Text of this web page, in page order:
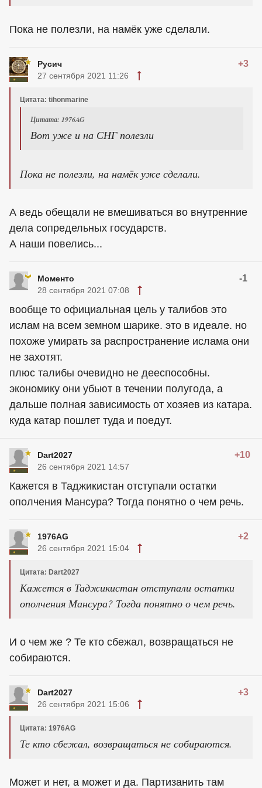
Пока не полезли, на намёк уже сделали.
Русич +3
27 сентября 2021 11:26
Цитата: tihonmarine
Цитата: 1976AG
Вот уже и на СНГ полезли
Пока не полезли, на намёк уже сделали.
А ведь обещали не вмешиваться во внутренние
дела сопредельных государств.
А наши повелись...
Моменто -1
28 сентября 2021 07:08
вообще то официальная цель у талибов это
ислам на всем земном шарике. это в идеале. но
похоже умирать за распространение ислама они
не захотят.
плюс талибы очевидно не дееспособны.
экономику они убьют в течении полугода, а
дальше полная зависимость от хозяев из катара.
куда катар пошлет туда и поедут.
Dart2027 +10
26 сентября 2021 14:57
Кажется в Таджикистан отступали остатки
ополчения Мансура? Тогда понятно о чем речь.
1976AG +2
26 сентября 2021 15:04
Цитата: Dart2027
Кажется в Таджикистан отступали остатки
ополчения Мансура? Тогда понятно о чем речь.
И о чем же ? Те кто сбежал, возвращаться не
собираются.
Dart2027 +3
26 сентября 2021 15:06
Цитата: 1976AG
Те кто сбежал, возвращаться не собираются.
Может и нет, а может и да. Партизанить там